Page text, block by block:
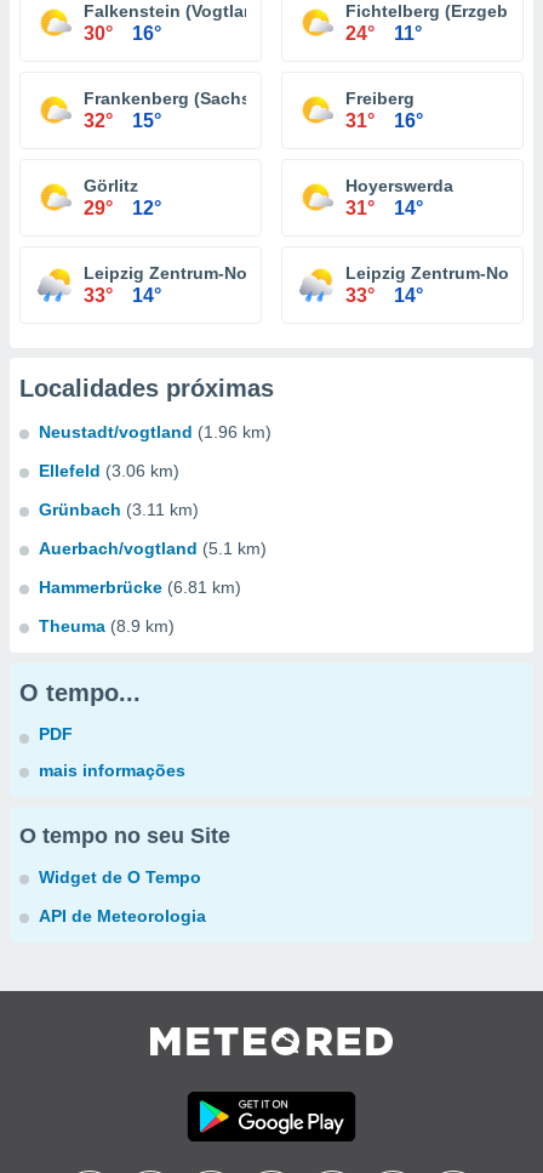
Falkenstein (Vogtland)
30° 16°
Fichtelberg
24° 11°
Frankenberg (Sachsen)
32° 15°
Freiberg
31° 16°
Görlitz
29° 12°
Hoyerswerda
31° 14°
Leipzig Zentrum-Nord
33° 14°
Leipzig Zentrum-
33° 14°
Localidades próximas
Neustadt/vogtland (1.96 km)
Ellefeld (3.06 km)
Grünbach (3.11 km)
Auerbach/vogtland (5.1 km)
Hammerbrücke (6.81 km)
Theuma (8.9 km)
O tempo...
PDF
mais informações
O tempo no seu Site
Widget de O Tempo
API de Meteorologia